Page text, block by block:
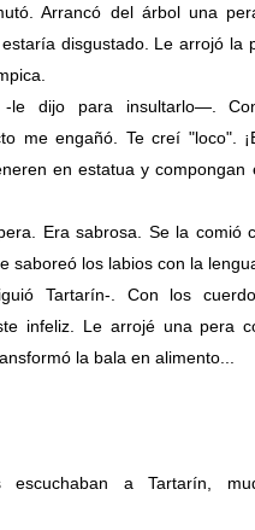
Arrancó del árbol una
disgustado. Le arrojó la
le dijo para insultarlo—.
me engañó. Te creí "loco".
en estatua y compongan
Era sabrosa. Se la comió
saboreó los labios con la
Tartarín-. Con los
infeliz. Le arrojé una pera
la bala en alimento...
escuchaban a Tartarín,